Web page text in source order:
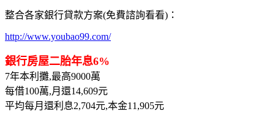
整合各家銀行貸款方案(免費諮詢看看)：
http://www.youbao99.com/
銀行房屋二胎年息6%
7年本利攤,最高9000萬
每借100萬,月還14,609元
平均每月還利息2,704元,本金11,905元